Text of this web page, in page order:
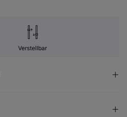
Verstellbar